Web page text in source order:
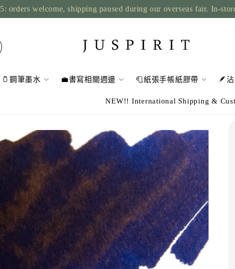
orders welcome, shipping paused during our overseas fair. In-
🫙鋼筆墨水 💼書寫相關週邊 🧻紙張手帳紙膠帶 🪶
NEW!! International Shipping &